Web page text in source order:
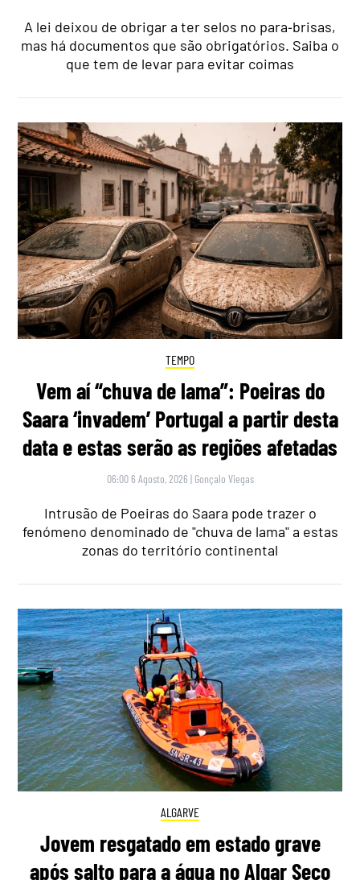
A lei deixou de obrigar a ter selos no para‑brisas,
mas há documentos que são obrigatórios. Saiba o
que tem de levar para evitar coimas
TEMPO
Vem aí “chuva de lama”: Poeiras do
Saara ‘invadem’ Portugal a partir desta
data e estas serão as regiões afetadas
06:00 6 Agosto, 2026 | Gonçalo Viegas
Intrusão de Poeiras do Saara pode trazer o
fenómeno denominado de "chuva de lama" a estas
zonas do território continental
ALGARVE
Jovem resgatado em estado grave
após salto para a água no Algar Seco